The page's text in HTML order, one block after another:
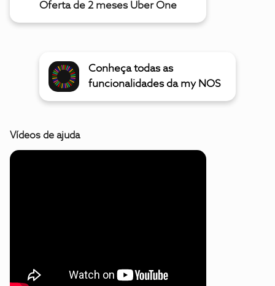
Oferta de 2 meses Uber One
Conheça todas as
funcionalidades da my NOS
Vídeos de ajuda